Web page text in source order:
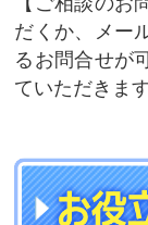
だくか、メー
るお問合せが
ていただきま